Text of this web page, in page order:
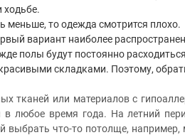
ходьбе.
меньше, то одежда смотрится плохо.
вариант наиболее
полы будут постоянно
складками. Поэтому,
тканей или материалов с
в любое время года. На летний
что-то потолще, например,